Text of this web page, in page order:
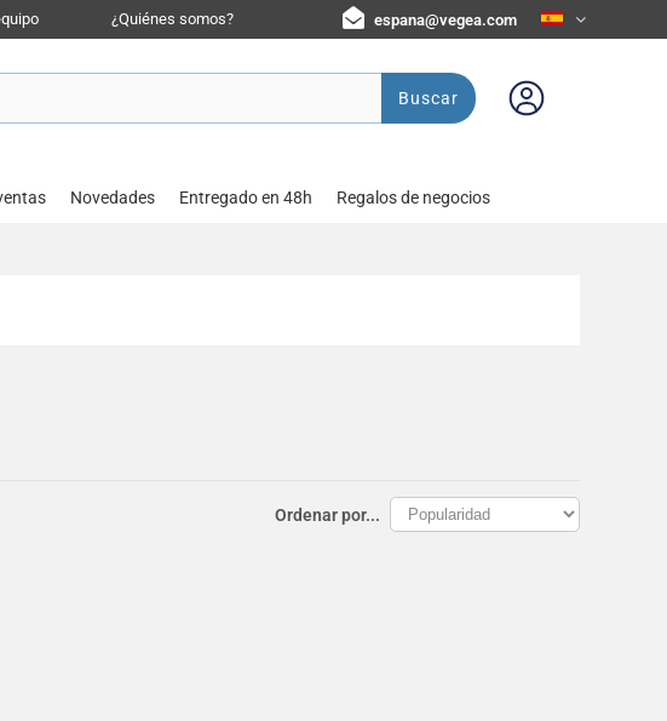
¿Quiénes somos? espana@vegea.com
Buscar
Novedades Entregado en 48h Regalos de negocios
Ordenar por...